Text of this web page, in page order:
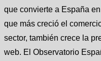
que convierte a España
que más creció el
sector, también crece la
web. El Observatorio